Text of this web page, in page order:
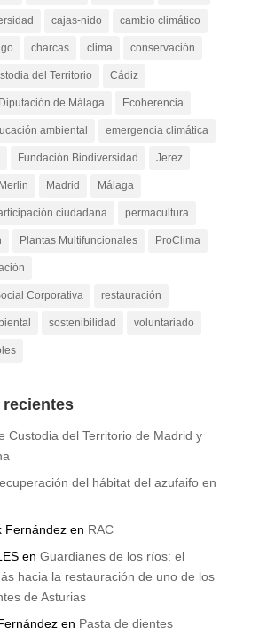
cajas-nido cambio climático
charcas clima conservación
del Territorio Cádiz
Diputación de Málaga Ecoherencia
ambiental emergencia climática
Fundación Biodiversidad Jerez
Madrid Málaga
ciudadana permacultura
Plantas Multifuncionales ProClima
Corporativa restauración
sostenibilidad voluntariado
Custodia del Territorio de Madrid y
del hábitat del azufaifo en
Fernándezen RAC
en Guardianes de los ríos: el
hacia la restauración de uno de los
de Asturias
en Pasta de dientes